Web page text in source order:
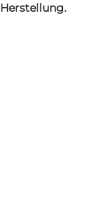
Herstellung.